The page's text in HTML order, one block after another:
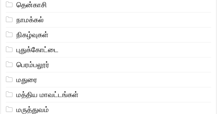
தென்காசி
நாமக்கல்
நிகழ்வுகள்
புதுக்கோட்டை
பெரம்பலூர்
மதுரை
மத்திய மாவட்டங்கள்
மருத்துவம்